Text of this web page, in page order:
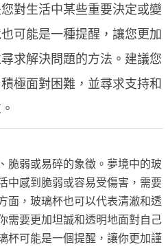
對生活中某些重要決定或變
可能是一種提醒，讓您更加
求解決問題的方法。建議您
極面對困難，並尋求支持和
脆弱或易碎的象徵。夢境中的玻
中感到脆弱或容易受傷害，需要
面，玻璃杯也可以代表清澈和透
需要更加坦誠和透明地面對自己
杯可能是一個提醒，讓你更加謹